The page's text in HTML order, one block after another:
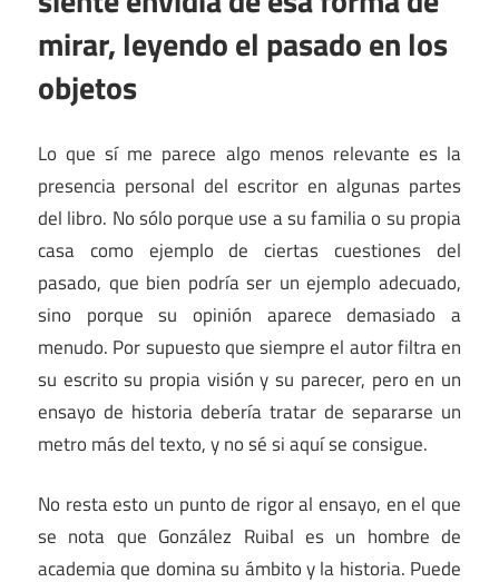
mirar, leyendo el pasado en los
objetos
Lo que sí me parece algo menos relevante es la
presencia personal del escritor en algunas partes
del libro. No sólo porque use a su familia o su propia
casa como ejemplo de ciertas cuestiones del
pasado, que bien podría ser un ejemplo adecuado,
sino porque su opinión aparece demasiado a
menudo. Por supuesto que siempre el autor filtra en
su escrito su propia visión y su parecer, pero en un
ensayo de historia debería tratar de separarse un
metro más del texto, y no sé si aquí se consigue.
No resta esto un punto de rigor al ensayo, en el que
se nota que González Ruibal es un hombre de
academia que domina su ámbito y la historia. Puede